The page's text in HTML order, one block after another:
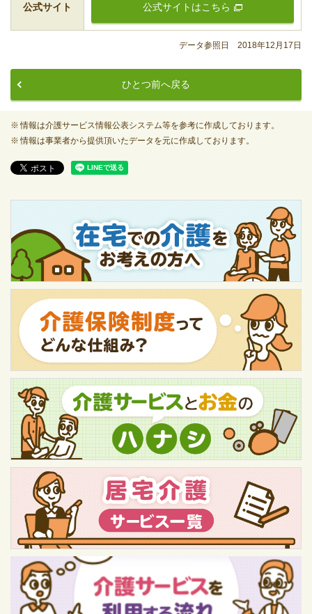
公式サイト 公式サイトはこちら
データ参照日 2018年12月17日
ひとつ前へ戻る
情報は介護サービス情報公表システム等を参考に作成しております。
情報は事業者から提供頂いたデータを元に作成しております。